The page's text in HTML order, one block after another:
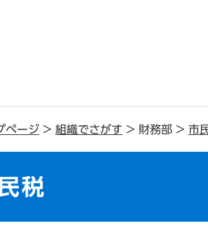
ページ > 組織でさがす > 財務部 > 市
税